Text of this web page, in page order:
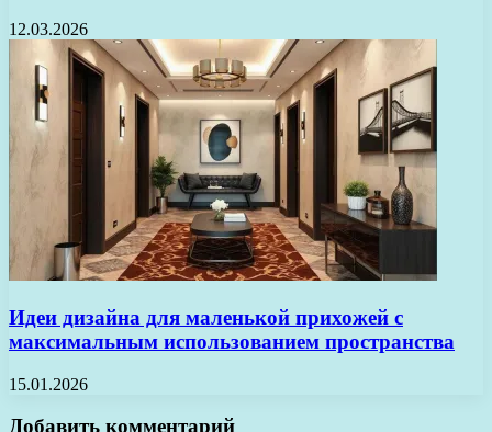
12.03.2026
Идеи дизайна для маленькой прихожей с
максимальным использованием пространства
15.01.2026
Добавить комментарий